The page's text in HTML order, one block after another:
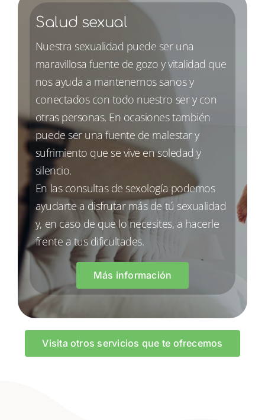
Salud sexual
Nuestra sexualidad puede ser una
maravillosa fuente de gozo y vitalidad que
nos ayuda a mantenernos sanos y
conectados con todo nuestro ser y con
otras personas. En ocasiones también
puede ser una fuente de malestar y
sufrimiento que se vive en soledad y
silencio.
En las consultas de sexología podemos
ayudarte a disfrutar más de tú sexualidad
y, en caso de que lo necesites, a hacerle
frente a tus dificultades.
Más información
Visita otros servicios que te ofrecemos